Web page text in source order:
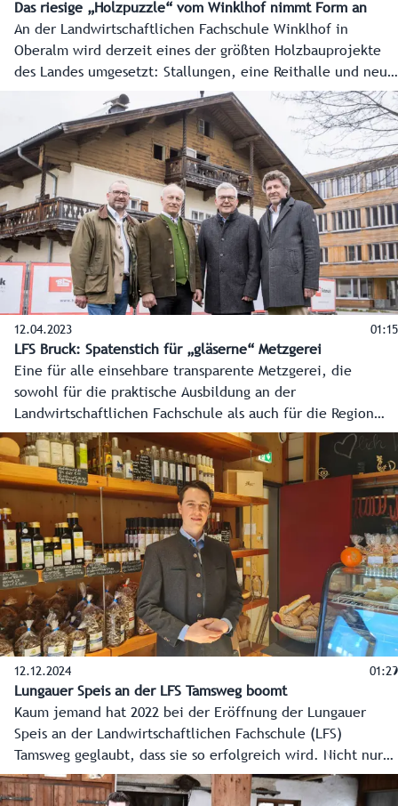
Das riesige „Holzpuzzle“ vom Winklhof nimmt Form an
An der Landwirtschaftlichen Fachschule Winklhof in
Oberalm wird derzeit eines der größten Holzbauprojekte
des Landes umgesetzt: Stallungen, eine Reithalle und neue
Werkstätten. Am Dienstag, 7. November 2023, wurden
riesige Bauteile eingehoben und sichtbar, was Holz alles
kann.
12.04.2023 01:15
LFS Bruck: Spatenstich für „gläserne“ Metzgerei
Eine für alle einsehbare transparente Metzgerei, die
sowohl für die praktische Ausbildung an der
Landwirtschaftlichen Fachschule als auch für die Region
zur Verfügung stehen wird, entsteht in Bruck an der
Großglocknerstraße. Dazu kommen Räumlichkeiten für die
Landesforstdirektion, die im Sinne der Dezentralisierung in
den Pinzgau siedelt.
12.12.2024 01:29
Lungauer Speis an der LFS Tamsweg boomt
Kaum jemand hat 2022 bei der Eröffnung der Lungauer
Speis an der Landwirtschaftlichen Fachschule (LFS)
Tamsweg geglaubt, dass sie so erfolgreich wird. Nicht nur
bei den Kunden im Lungau kommt seither das Angebot
enorm gut an, auch bei den Betrieben, die dort ihre